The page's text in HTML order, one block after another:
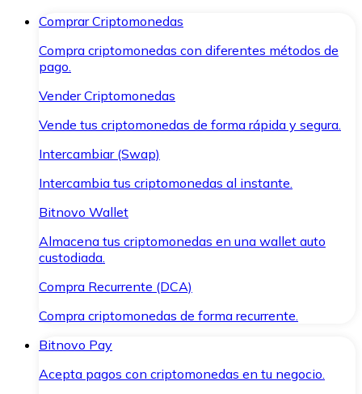
Comprar Criptomonedas
Compra criptomonedas con diferentes métodos de
pago.
Vender Criptomonedas
Vende tus criptomonedas de forma rápida y segura.
Intercambiar (Swap)
Intercambia tus criptomonedas al instante.
Bitnovo Wallet
Almacena tus criptomonedas en una wallet auto
custodiada.
Compra Recurrente (DCA)
Compra criptomonedas de forma recurrente.
Bitnovo Pay
Acepta pagos con criptomonedas en tu negocio.